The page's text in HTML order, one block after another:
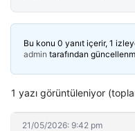
Bu konu 0 yanıt içerir, 1
admin tarafından
1 yazı görüntüleniyor
21/05/2026: 9:42 pm